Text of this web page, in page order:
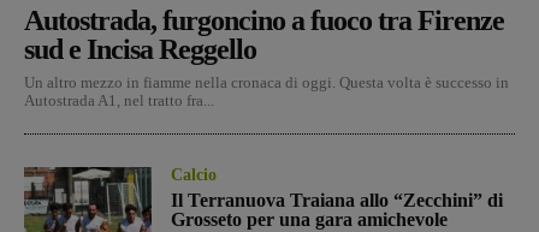
Autostrada, furgoncino a fuoco tra Firenze
sud e Incisa Reggello
Un altro mezzo in fiamme nella cronaca di oggi. Questa volta è successo in
Autostrada A1, nel tratto fra...
Calcio
Il Terranuova Traiana allo “Zecchini” di
Grosseto per una gara amichevole